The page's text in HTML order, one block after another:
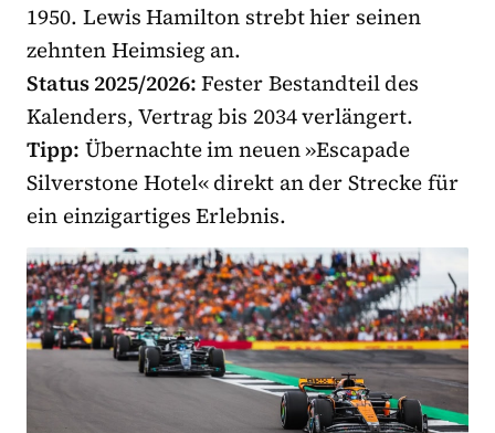
1950. Lewis Hamilton strebt hier seinen
zehnten Heimsieg an.
Status 2025/2026:Fester Bestandteil des
Kalenders, Vertrag bis 2034 verlängert.
Tipp: Übernachte im neuen »Escapade
Silverstone Hotel« direkt an der Strecke für
ein einzigartiges Erlebnis.